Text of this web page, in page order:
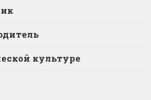
культуре